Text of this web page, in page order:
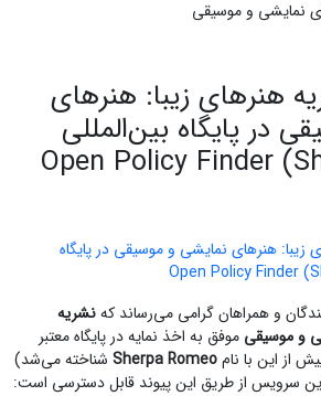
هنرهای زیبا: هنرهای
در پایگاه بین‌المللی
Open Policy Finder
و همراهان گرامی می‌رساند کهنشریه
و موسیقی موفق به اخذ نمایه در پایگاه معتبر
از این با نامSherpa Romeo شناخته می‌شد)
سرویس از طریق این پیوند قابل دسترسی است: